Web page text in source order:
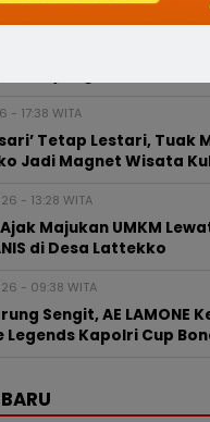
- 12:59 WITA
di Air Terjun
yang Kini Diburu
- 17:38 WITA
Tetap Lestari, Tuak
Jadi Magnet Wisata
- 13:28 WITA
Majukan UMKM
di Desa Lattekko
- 09:38 WITA
Sengit, AE LAMONE
Legends Kapolri Cup